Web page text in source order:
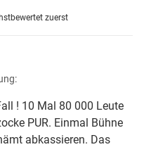
zuerst
! 10 Mal 80 000 Leute
PUR. Einmal Bühne
abkassieren. Das